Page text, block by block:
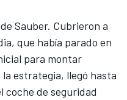
Sauber. Cubrieron a
que había parado en
para montar
estrategia, llegó hasta
coche de seguridad